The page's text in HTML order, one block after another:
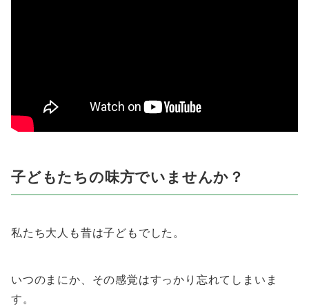
子どもたちの味方でいませんか？
私たち大人も昔は子どもでした。
いつのまにか、その感覚はすっかり忘れてしまいま
す。